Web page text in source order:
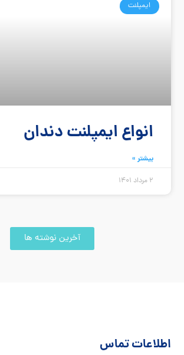
ایمپلنت
انواع ایمپلنت دندان
بیشتر »
2 مرداد 1401
آخرین نوشته ها
اطلاعات تماس